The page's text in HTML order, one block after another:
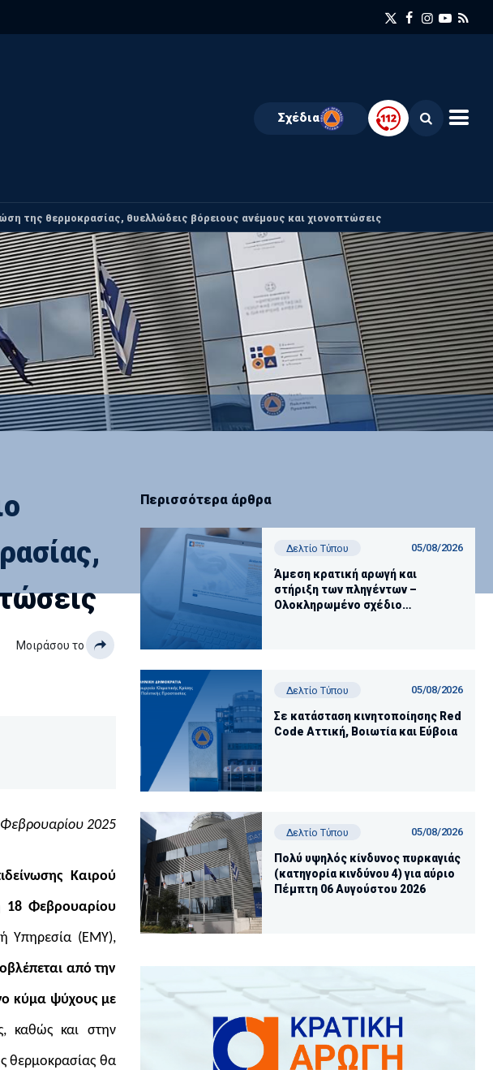
Σχέδια
της θερμοκρασίας, θυελλώδεις βόρειους ανέμους και χιονοπτώσεις
Μοιράσου το
2025
Καιρού
18 Φεβρουαρίου
Υπηρεσία (ΕΜΥ),
από την
κύμα ψύχους με
καθώς και στην
θερμοκρασίας θα
Περισσότερα άρθρα
Δελτίο Τύπου 05/08/2026
Άμεση κρατική αρωγή και
στήριξη των πληγέντων –
Ολοκληρωμένο σχέδιο
Δελτίο Τύπου 05/08/2026
Σε κατάσταση κινητοποίησης Red
Code Αττική, Βοιωτία και Εύβοια
Δελτίο Τύπου 05/08/2026
Πολύ υψηλός κίνδυνος πυρκαγιάς
(κατηγορία κινδύνου 4) για αύριο
Πέμπτη 06 Αυγούστου 2026